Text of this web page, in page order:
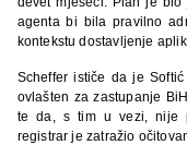
agenta bi bila pravilno
kontekstu dostavljenje
Scheffer ističe da je
ovlašten za zastupanje
te da, s tim u vezi, nije
registrar je zatražio